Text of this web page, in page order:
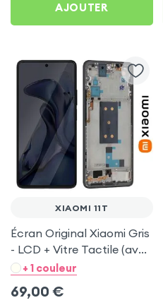
AJOUTER
XIAOMI 11T
Écran Original Xiaomi Gris
- LCD + Vitre Tactile (avec
châssis) pour Xiaomi 11T
+ 1 couleur
69,00 €